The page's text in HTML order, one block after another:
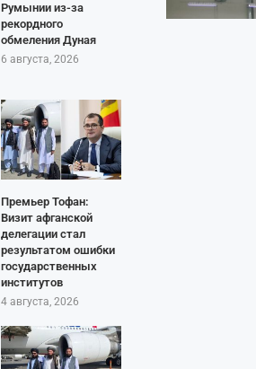
Румынии из-за
рекордного
обмеления Дуная
6 августа, 2026
Премьер Тофан:
Визит афганской
делегации стал
результатом ошибки
государственных
институтов
4 августа, 2026